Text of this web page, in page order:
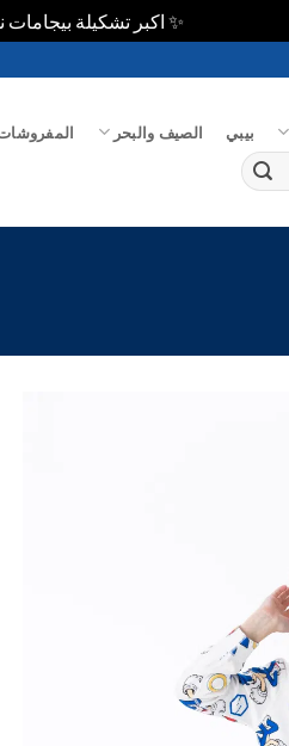
✨ اكبر تشكيلة
بيبي الصيف والبحر